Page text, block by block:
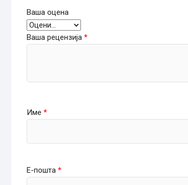
Ваша оцена
Ваша рецензија *
Име *
Е-пошта *